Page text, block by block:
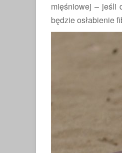
mięśniowej – jeśli
będzie osłabienie